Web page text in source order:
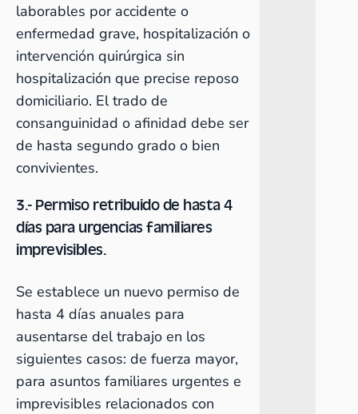
laborables por accidente o
enfermedad grave, hospitalización o
intervención quirúrgica sin
hospitalización que precise reposo
domiciliario. El trado de
consanguinidad o afinidad debe ser
de hasta segundo grado o bien
convivientes.
3.- Permiso retribuido de hasta 4
días para urgencias familiares
imprevisibles.
Se establece un nuevo permiso de
hasta 4 días anuales para
ausentarse del trabajo en los
siguientes casos: de fuerza mayor,
para asuntos familiares urgentes e
imprevisibles relacionados con